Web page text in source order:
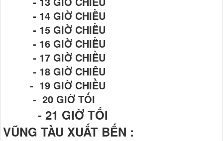
- 14 GIỜ CHIỀU
- 15 GIỜ CHIỀU
- 16 GIỜ CHIỀU
- 17 GIỜ CHIỀU
- 18 GIỜ CHIÊU
- 19 GIỜ CHIỀU
- 20 GIỜ TỐI
- 21 GIỜ TỐI
VŨNG TÀU XUẤT BẾN :